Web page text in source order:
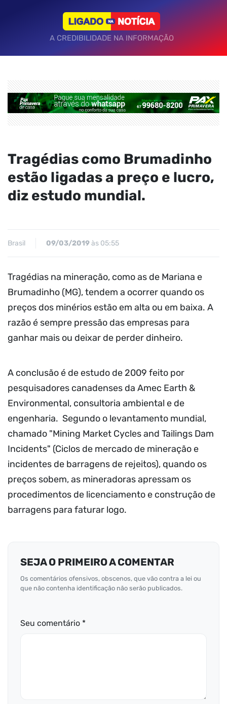
A CREDIBILIDADE NA INFORMAÇÃO
Tragédias como Brumadinho
estão ligadas a preço e lucro,
diz estudo mundial.
Brasil 09/03/2019às 05:55
Tragédias na mineração, como as de Mariana e
Brumadinho (MG), tendem a ocorrer quando os
preços dos minérios estão em alta ou em baixa. A
razão é sempre pressão das empresas para
ganhar mais ou deixar de perder dinheiro.
A conclusão é de estudo de 2009 feito por
pesquisadores canadenses da Amec Earth &
Environmental, consultoria ambiental e de
engenharia. Segundo o levantamento mundial,
chamado "Mining Market Cycles and Tailings Dam
Incidents" (Ciclos de mercado de mineração e
incidentes de barragens de rejeitos), quando os
preços sobem, as mineradoras apressam os
procedimentos de licenciamento e construção de
barragens para faturar logo.
SEJA O PRIMEIRO A COMENTAR
Os comentários ofensivos, obscenos, que vão contra a lei ou
que não contenha identificação não serão publicados.
Seu comentário *